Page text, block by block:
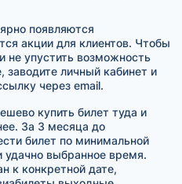
появляются
акции для клиентов. Чтобы
не упустить возможность
заводите личный кабинет и
через email.
купить билет туда и
За 3 месяца до
билет по минимальной
выбранное время.
к конкретной дате,